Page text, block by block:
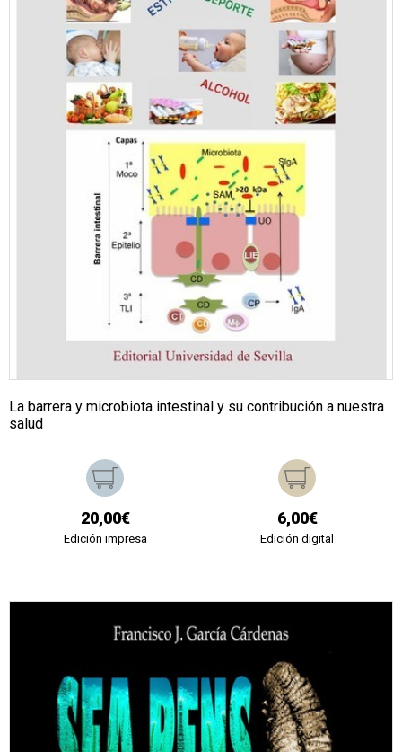
La barrera y microbiota intestinal y su contribución a nuestra
salud
20,00€
Edición impresa
6,00€
Edición digital